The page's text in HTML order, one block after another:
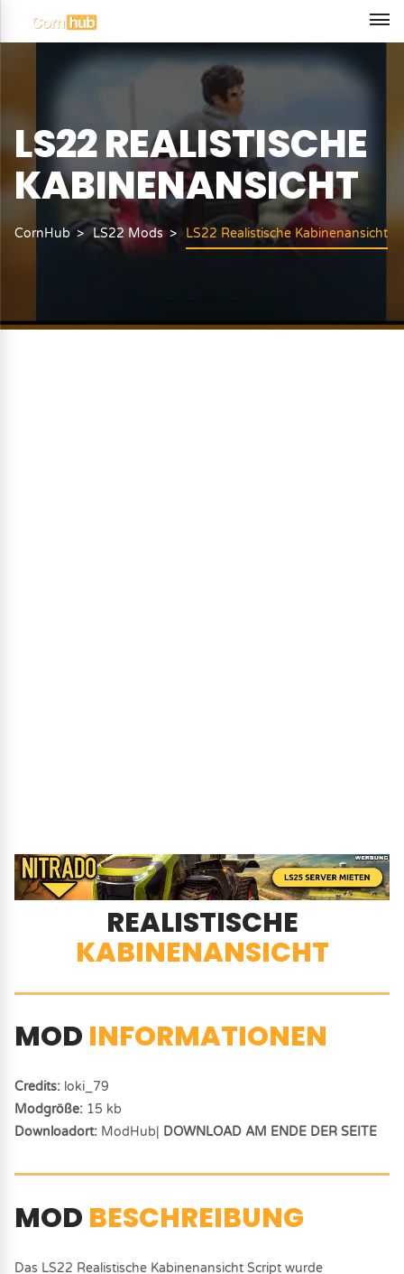
LS22 REALISTISCHE
KABINENANSICHT
CornHub LS22 Mods LS22 Realistische Kabinenansicht
REALISTISCHE
KABINENANSICHT
MOD INFORMATIONEN
Credits: loki_79
Modgröße: 15 kb
Downloadort: ModHub| DOWNLOAD AM ENDE DER SEITE
MOD BESCHREIBUNG
Das LS22 Realistische Kabinenansicht Script wurde